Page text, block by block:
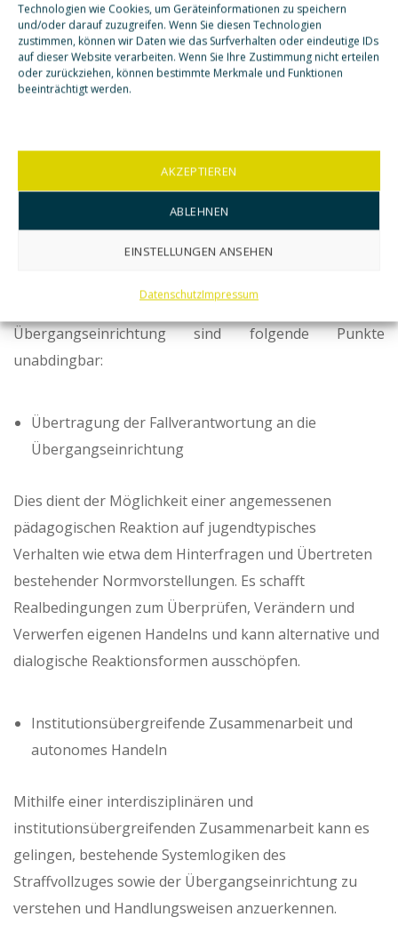
Technologien wie Cookies, um Geräteinformationen zu speichern
und/oder darauf zuzugreifen. Wenn Sie diesen Technologien
zustimmen, können wir Daten wie das Surfverhalten oder eindeutige IDs
auf dieser Website verarbeiten. Wenn Sie Ihre Zustimmung nicht erteilen
oder zurückziehen, können bestimmte Merkmale und Funktionen
beeinträchtigt werden.
AKZEPTIEREN
ABLEHNEN
EINSTELLUNGEN ANSEHEN
DatenschutzImpressum
restriktiven Lockerungspraxis, die an die Gewährung
von Langzeitausgängen in das Projekt sehr hohe
Zugangsvoraussetzungen stellt.
bilden vollzugsöffnende Maßnahmen eine notwendige
Grundlage um das geforderte Ziel einer sicheren und
stabilen Entlassungssituation erreichen und damit ein
straffreies Leben begünstigen zu können.
Zur gelingenden Ausgestaltung einer
Übergangseinrichtung sind folgende Punkte
unabdingbar:
Übertragung der Fallverantwortung an die
Übergangseinrichtung
Dies dient der Möglichkeit einer angemessenen
pädagogischen Reaktion auf jugendtypisches
Verhalten wie etwa dem Hinterfragen und Übertreten
bestehender Normvorstellungen. Es schafft
Realbedingungen zum Überprüfen, Verändern und
Verwerfen eigenen Handelns und kann alternative und
dialogische Reaktionsformen ausschöpfen.
Institutionsübergreifende Zusammenarbeit und
autonomes Handeln
Mithilfe einer interdisziplinären und
institutionsübergreifenden Zusammenarbeit kann es
gelingen, bestehende Systemlogiken des
Straffvollzuges sowie der Übergangseinrichtung zu
verstehen und Handlungsweisen anzuerkennen.